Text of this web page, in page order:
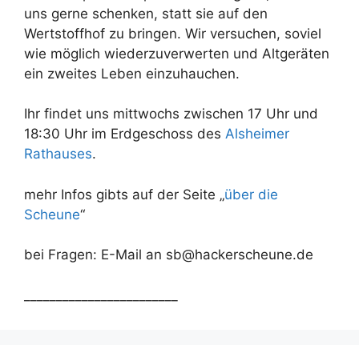
uns gerne schenken, statt sie auf den
Wertstoffhof zu bringen. Wir versuchen, soviel
wie möglich wiederzuverwerten und Altgeräten
ein zweites Leben einzuhauchen.
Ihr findet uns mittwochs zwischen 17 Uhr und
18:30 Uhr im Erdgeschoss des Alsheimer
Rathauses.
mehr Infos gibts auf der Seite „über die
Scheune“
bei Fragen: E-Mail an sb@hackerscheune.de